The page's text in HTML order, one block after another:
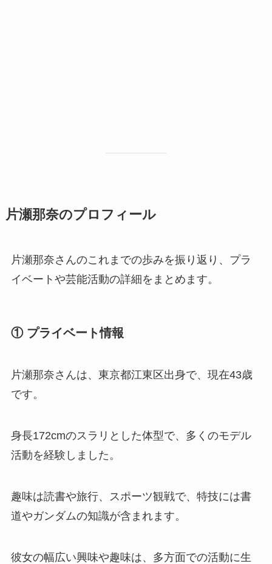
片瀬那奈のプロフィール
片瀬那奈さんのこれまでの歩みを振り返り、プラ
イベートや芸能活動の詳細をまとめます。
① プライベート情報
片瀬那奈さんは、東京都江東区出身で、現在43歳
です。
身長172cmのスラリとした体型で、多くのモデル
活動を経験しました。
趣味は読書や旅行、スポーツ観戦で、特技には書
道やガンダムの知識が含まれます。
彼女の幅広い興味や趣味は、多方面での活動に生